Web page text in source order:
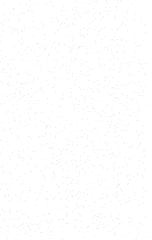
ART
Finální hliněná
omítka ART -
antik bílá
Dokonalý vzhled se
zachováním jedinečných
vlastností hliněných omítek.
To byl náš cíl při vytváření
série ART. Ta je určena pro
zákazníky, kteří preferují